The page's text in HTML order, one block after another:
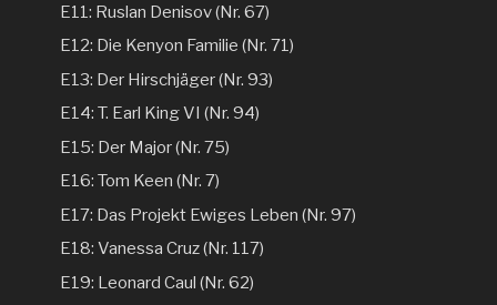
E11: Ruslan Denisov (Nr. 67)
E12: Die Kenyon Familie (Nr. 71)
E13: Der Hirschjäger (Nr. 93)
E14: T. Earl King VI (Nr. 94)
E15: Der Major (Nr. 75)
E16: Tom Keen (Nr. 7)
E17: Das Projekt Ewiges Leben (Nr. 97)
E18: Vanessa Cruz (Nr. 117)
E19: Leonard Caul (Nr. 62)